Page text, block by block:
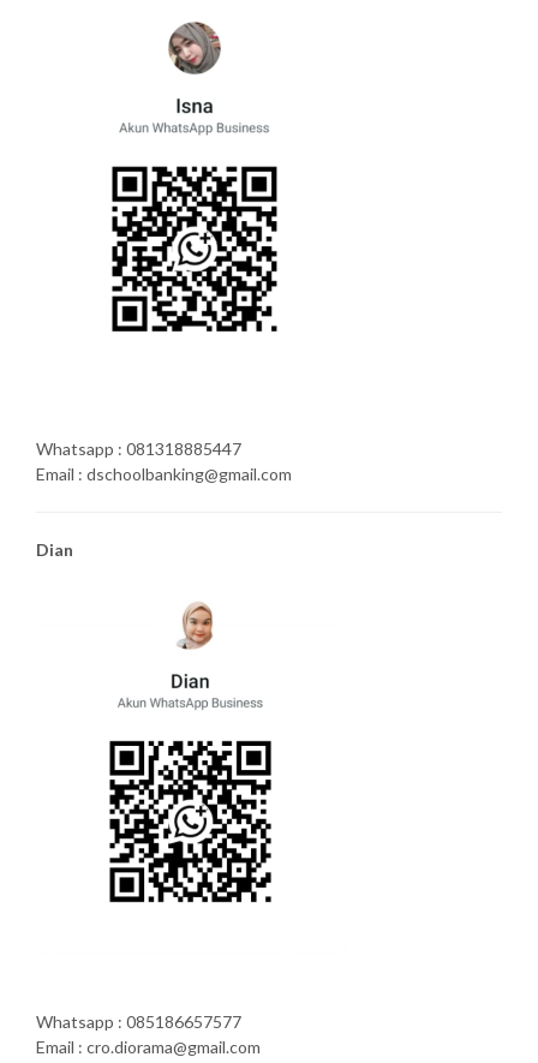
Whatsapp : 081318885447
Email : dschoolbanking@gmail.com
Dian
Whatsapp : 085186657577
Email : cro.diorama@gmail.com